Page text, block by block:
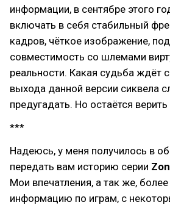
информации, в сентябре этого
включать в себя стабильный
кадров, чёткое изображение,
совместимость со шлемами
реальности. Какая судьба ждёт
выхода данной версии сиквела
предугадать. Но остаётся
***
Надеюсь, у меня получилось в
передать вам историю серии
Мои впечатления, а так же,
информацию по играм, с